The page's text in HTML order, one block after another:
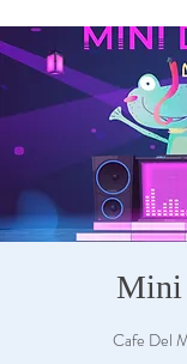
Mini
Cafe Del